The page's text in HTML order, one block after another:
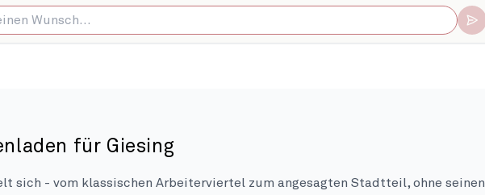
für Giesing
sich - vom klassischen Arbeiterviertel zum angesagten Stadtteil, ohne seinen